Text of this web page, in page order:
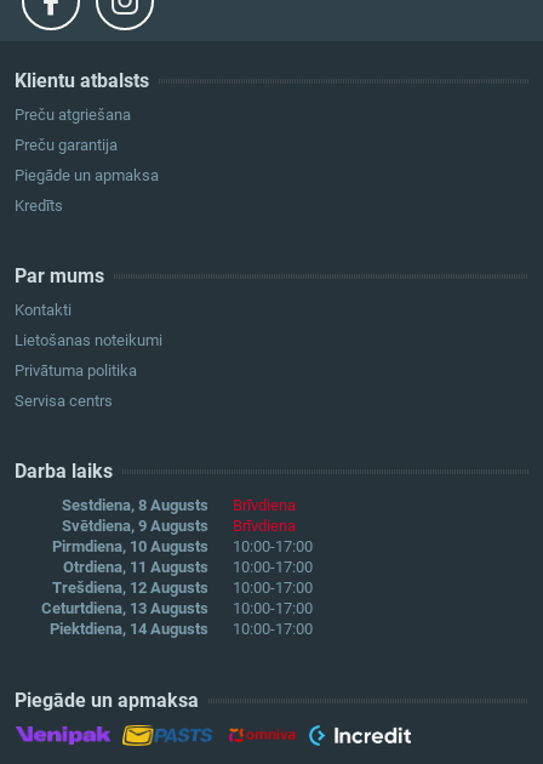
Klientu atbalsts
Preču atgriešana
Preču garantija
Piegāde un apmaksa
Kredīts
Par mums
Kontakti
Lietošanas noteikumi
Privātuma politika
Servisa centrs
Darba laiks
Sestdiena, 8 Augusts
Brīvdiena
Svētdiena, 9 Augusts
Brīvdiena
Pirmdiena, 10 Augusts
10:00-17:00
Otrdiena, 11 Augusts
10:00-17:00
Trešdiena, 12 Augusts
10:00-17:00
Ceturtdiena, 13 Augusts
10:00-17:00
Piektdiena, 14 Augusts
10:00-17:00
Piegāde un apmaksa